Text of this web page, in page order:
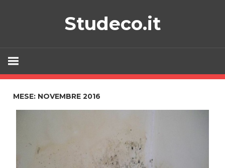
Studeco.it
MESE: NOVEMBRE 2016